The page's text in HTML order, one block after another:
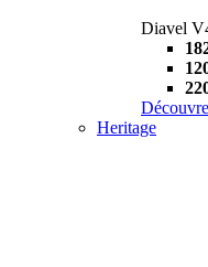
Diavel
Heritage